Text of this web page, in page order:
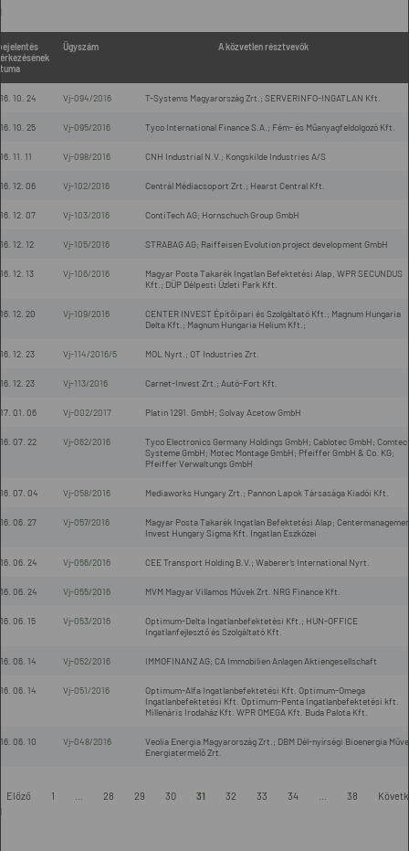
Ügyszám A közvetlen résztvevők
10. 24 Vj-094/2016 T-Systems Magyarország Zrt.; SERVERINFO-INGATLAN Kft.
10. 25 Vj-095/2016 Tyco International Finance S.A.; Fém- és Műanyagfeldolgozó Kft.
11. 11 Vj-098/2016 CNH Industrial N.V.; Kongskilde Industries A/S
12. 06 Vj-102/2016 Centrál Médiacsoport Zrt.; Hearst Central Kft.
12. 07 Vj-103/2016 ContiTech AG; Hornschuch Group GmbH
12. 12 Vj-105/2016 STRABAG AG; Raiffeisen Evolution project development GmbH
12. 13 Vj-106/2016
Magyar Posta Takarék Ingatlan Befektetési Alap, WPR SECUNDUS
Kft.; DÜP Délpesti Üzleti Park Kft.
12. 20 Vj-109/2016
CENTER INVEST Építőipari és Szolgáltató Kft.; Magnum Hungaria
Delta Kft.; Magnum Hungaria Helium Kft.;
12. 23 Vj-114/2016/5 MOL Nyrt.; OT Industries Zrt.
12. 23 Vj-113/2016 Carnet-Invest Zrt.; Autó-Fort Kft.
01. 06 Vj-002/2017 Platin 1291. GmbH; Solvay Acetow GmbH
07. 22 Vj-062/2016
Tyco Electronics Germany Holdings GmbH; Cablotec GmbH; Comtec
Systeme GmbH; Motec Montage GmbH; Pfeiffer GmbH & Co. KG;
Pfeiffer Verwaltungs GmbH
07. 04 Vj-058/2016 Mediaworks Hungary Zrt.; Pannon Lapok Társasága Kiadói Kft.
06. 27 Vj-057/2016
Magyar Posta Takarék Ingatlan Befektetési Alap;
Invest Hungary Sigma Kft. Ingatlan Eszközei
06. 24 Vj-056/2016 CEE Transport Holding B.V.; Waberer’s International Nyrt.
06. 24 Vj-055/2016 MVM Magyar Villamos Művek Zrt. NRG Finance Kft.
06. 15 Vj-053/2016
Optimum-Delta Ingatlanbefektetési Kft.; HUN-OFFICE
Ingatlanfejlesztő és Szolgáltató Kft.
06. 14 Vj-052/2016 IMMOFINANZ AG; CA Immobilien Anlagen Aktiengesellschaft
06. 14 Vj-051/2016
Optimum-Alfa Ingatlanbefektetési Kft. Optimum-Omega
Ingatlanbefektetési Kft. Optimum-Penta Ingatlanbefektetési kft.
Millenáris Irodaház Kft. WPR OMEGA Kft. Buda Palota Kft.
06. 10 Vj-048/2016
Veolia Energia Magyarország Zrt.; DBM Dél-nyírségi Bioenergia
Energiatermelő Zrt.
Előző 1 28 29 30 31 32 33 34 38